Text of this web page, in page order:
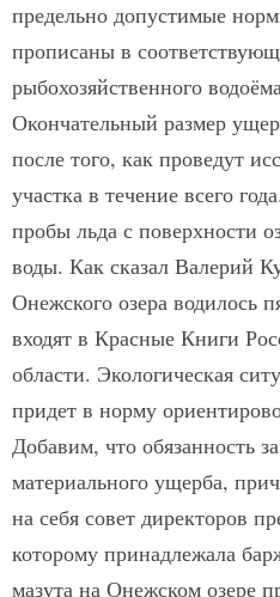
предельно допустимые
прописаны в
рыбохозяйственного
Окончательный размер
после того, как проведут
участка в течение всего
пробы льда с поверхности
воды. Как сказал Валерий
Онежского озера водилось
входят в Красные Книги
области. Экологическая
придет в норму
Добавим, что обязанность
материального ущерба,
на себя совет директоров
которому принадлежала
мазута на Онежском озере